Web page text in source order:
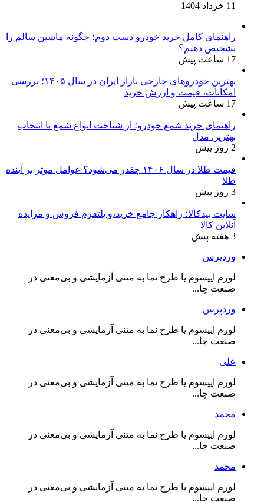
11 خرداد 1404
راهنمای کامل خرید خودرو دست دوم؛ چگونه ماشین سالم را
تشخیص دهیم؟
17 ساعت پیش
بهترین خودروهای خارجی بازار ایران در سال ۱۴۰۵؛ بررسی
امکانات، قیمت و ارزش خرید
17 ساعت پیش
راهنمای خرید شمع خودرو؛ از شناخت انواع شمع تا انتخاب
بهترین مدل
2 روز پیش
قیمت طلا در سال ۱۴۰۶ چقدر می‌شود؟ عوامل موثر بر آینده
طلا
3 روز پیش
سایت بیدکالا؛ راهکار جامع خرید،و پلتفرم فروش و مزایده
آنلاین کالا
3 هفته پیش
وردپرس
لورم ایپسوم یا طرح‌ نما به متنی آزمایشی و بی‌معنی در
صنعت چا...
وردپرس
لورم ایپسوم یا طرح‌ نما به متنی آزمایشی و بی‌معنی در
صنعت چا...
علی
لورم ایپسوم یا طرح‌ نما به متنی آزمایشی و بی‌معنی در
صنعت چا...
محمد
لورم ایپسوم یا طرح‌ نما به متنی آزمایشی و بی‌معنی در
صنعت چا...
محمد
لورم ایپسوم یا طرح‌ نما به متنی آزمایشی و بی‌معنی در
صنعت چا...